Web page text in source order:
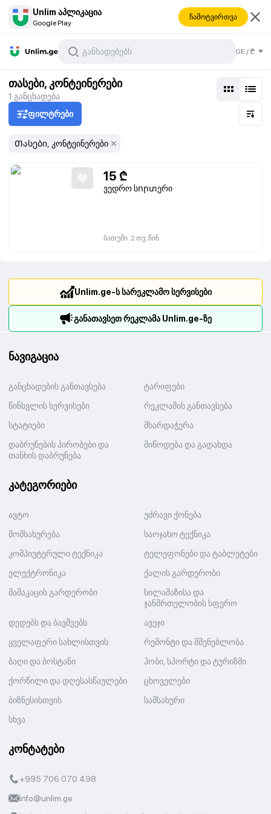
Unlim აპლიკაცია
Google Play
ჩამოტვირთვა
GE /₾
თასები, კონტეინერები
1 განცხადება
ფილტრები
Თასები, კონტეინერები
15 ₾
ვედრო სորտერი
ბათუმი 2 თვ. წინ
Unlim.ge-ს სარეკლამო სერვისები
განათავსეთ რეკლამა Unlim.ge-ზე
ნავიგაცია
განცხადების განთავსება
ტარიფები
წინსვლის სერვისები
რეკლამის განთავსება
სტატიები
მხარდაჭერა
დაბრუნების პირობები და
თანხის დაბრუნება
მიწოდება და გადახდა
კატეგორიები
ავტო
უძრავი ქონება
მომსახურება
საოჯახო ტექნიკა
კომპიუტერული ტექნიკა
ტელეფონები და ტაბლეტები
ელექტრონიკა
ქალის გარდერობი
მამაკაცის გარდერობი
სილამაზისა და
ჯანმრთელობის სფერო
დედებს და ბავშვებს
ავეჯი
ყველაფერი სახლისთვის
რემონტი და მშენებლობა
ბაღი და ბოსტანი
ჰობი, სპორტი და ტურიზმი
ქორწილი და დღესასწაულები
ცხოველები
ბიზნესისთვის
სამსახური
სხვა
კონტატები
+995 706 070 498
info@unlim.ge